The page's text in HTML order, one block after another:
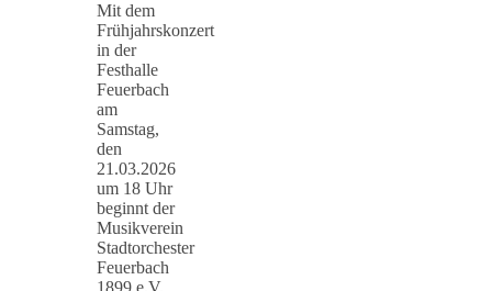
in
am
Mit dem
Frühjahrskonzert
in der
Festhalle
Feuerbach
am
Samstag,
den
21.03.2026
um 18 Uhr
beginnt der
Musikverein
Stadtorchester
Feuerbach